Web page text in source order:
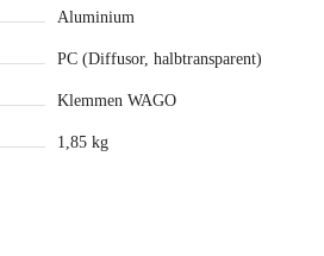
Aluminium
PC (Diffusor, halbtransparent)
Klemmen WAGO
1,85 kg